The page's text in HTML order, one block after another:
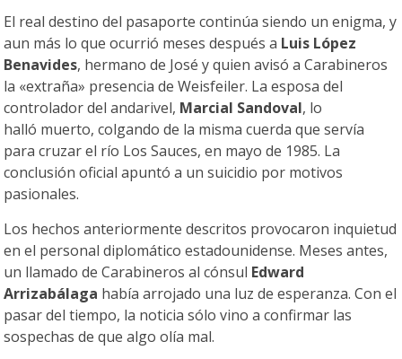
El real destino del pasaporte continúa siendo un enigma, y
aun más lo que ocurrió meses después a Luis López
Benavides, hermano de José y quien avisó a Carabineros
la «extraña» presencia de Weisfeiler. La esposa del
controlador del andarivel, Marcial Sandoval, lo
halló muerto, colgando de la misma cuerda que servía
para cruzar el río Los Sauces, en mayo de 1985. La
conclusión oficial apuntó a un suicidio por motivos
pasionales.
Los hechos anteriormente descritos provocaron inquietud
en el personal diplomático estadounidense. Meses antes,
un llamado de Carabineros al cónsul Edward
Arrizabálaga había arrojado una luz de esperanza. Con el
pasar del tiempo, la noticia sólo vino a confirmar las
sospechas de que algo olía mal.